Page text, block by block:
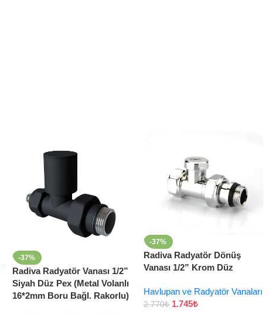
-37%
Radiva Radyatör Vanası 1/2”
Siyah Düz Pex (Metal Volanlı
16*2mm Boru Bağl. Rakorlu)
-37%
Radiva Radyatör Dönüş
Vanası 1/2” Krom Düz
Havlupan ve Radyatör Vanaları
2.770₺ 1.745₺